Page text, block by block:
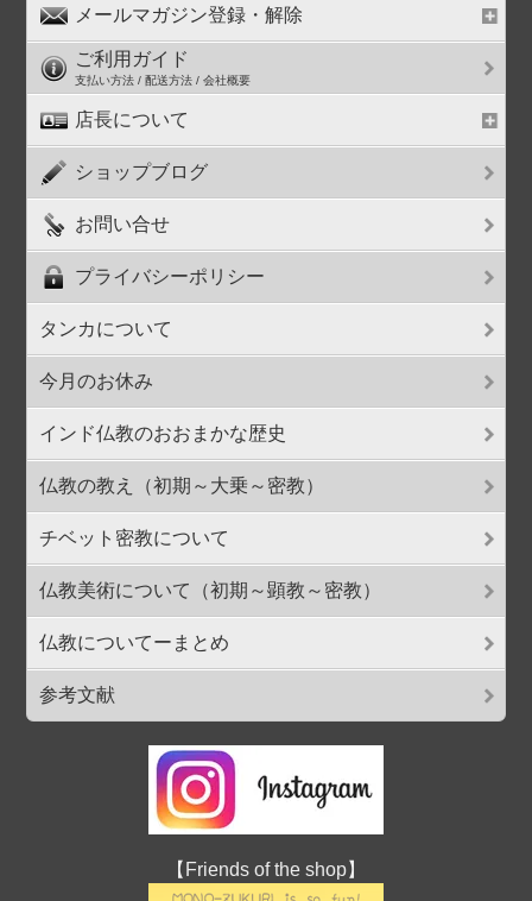
メールマガジン登録・解除
ご利用ガイド
支払い方法 / 配送方法 / 会社概要
店長について
ショップブログ
お問い合せ
プライバシーポリシー
タンカについて
今月のお休み
インド仏教のおおまかな歴史
仏教の教え（初期～大乗～密教）
チベット密教について
仏教美術について（初期～顕教～密教）
仏教についてーまとめ
参考文献
【Friends of the shop】